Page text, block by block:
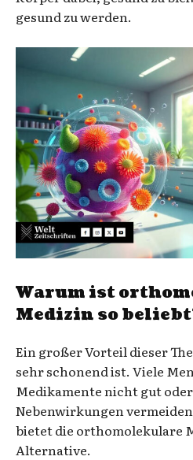
gesund zu werden.
Warum ist
Medizin so
Ein großer Vorteil dieser
sehr schonend ist. Viele
Medikamente nicht gut
Nebenwirkungen
bietet die orthomolekulare
Alternative.